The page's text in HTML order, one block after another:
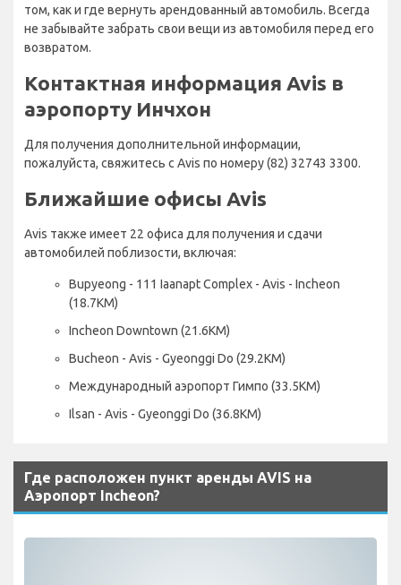
том, как и где вернуть арендованный автомобиль. Всегда
не забывайте забрать свои вещи из автомобиля перед его
возвратом.
Контактная информация Avis в
аэропорту Инчхон
Для получения дополнительной информации,
пожалуйста, свяжитесь с Avis по номеру (82) 32743 3300.
Ближайшие офисы Avis
Avis также имеет 22 офиса для получения и сдачи
автомобилей поблизости, включая:
Bupyeong - 111 Iaanapt Complex - Avis - Incheon
(18.7KM)
Incheon Downtown (21.6KM)
Bucheon - Avis - Gyeonggi Do (29.2KM)
Международный аэропорт Гимпо (33.5KM)
Ilsan - Avis - Gyeonggi Do (36.8KM)
Где расположен пункт аренды AVIS на
Аэропорт Incheon?